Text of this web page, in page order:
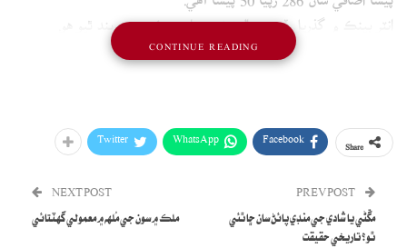
انٽر بينڪ ۾ گذريل ڏينهن ڊالر 285 رپيا 27 پئسن تي بند ٿيو هو.
Facebook
WhatsApp
Twitter
مڱڻي يا شادي جي منڊي پائڻ سان ڇا ٿئي
ٿو؟ تاريخي حقيقت
NEXT POST
ملڪ ۾ سون جي مُلهه ۾ معمولي گھٽتائي